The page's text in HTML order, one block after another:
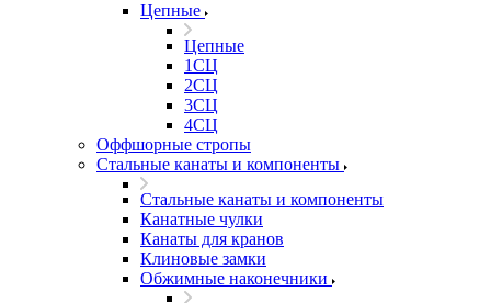
Цепные
Цепные
1СЦ
2СЦ
3СЦ
4СЦ
Оффшорные стропы
Стальные канаты и компоненты
Стальные канаты и компоненты
Канатные чулки
Канаты для кранов
Клиновые замки
Обжимные наконечники